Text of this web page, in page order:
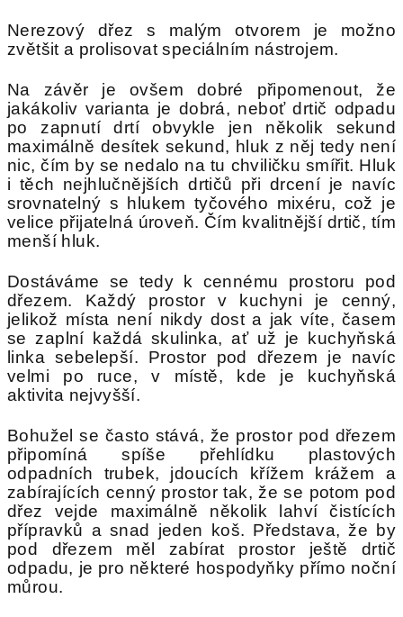
Nerezový dřez s malým otvorem je možno
zvětšit a prolisovat speciálním nástrojem.
Na závěr je ovšem dobré připomenout, že
jakákoliv varianta je dobrá, neboť drtič odpadu
po zapnutí drtí obvykle jen několik sekund
maximálně desítek sekund, hluk z něj tedy není
nic, čím by se nedalo na tu chviličku smířit. Hluk
i těch nejhlučnějších drtičů při drcení je navíc
srovnatelný s hlukem tyčového mixéru, což je
velice přijatelná úroveň. Čím kvalitnější drtič, tím
menší hluk.
Dostáváme se tedy k cennému prostoru pod
dřezem. Každý prostor v kuchyni je cenný,
jelikož místa není nikdy dost a jak víte, časem
se zaplní každá skulinka, ať už je kuchyňská
linka sebelepší. Prostor pod dřezem je navíc
velmi po ruce, v místě, kde je kuchyňská
aktivita nejvyšší.
Bohužel se často stává, že prostor pod dřezem
připomíná spíše přehlídku plastových
odpadních trubek, jdoucích křížem krážem a
zabírajících cenný prostor tak, že se potom pod
dřez vejde maximálně několik lahví čistících
přípravků a snad jeden koš. Představa, že by
pod dřezem měl zabírat prostor ještě drtič
odpadu, je pro některé hospodyňky přímo noční
můrou.